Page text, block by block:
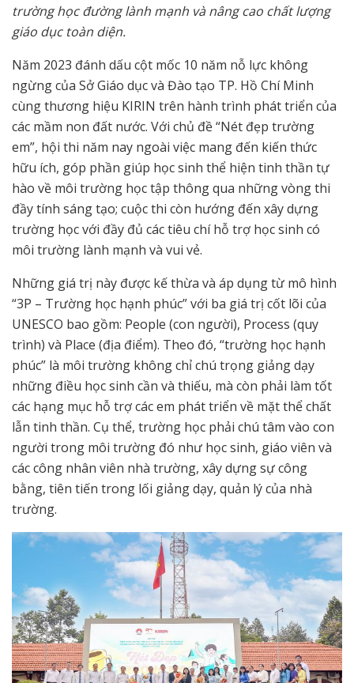
trường học đường lành mạnh và nâng cao chất lượng
giáo dục toàn diện.
Năm 2023 đánh dấu cột mốc 10 năm nỗ lực không
ngừng của Sở Giáo dục và Đào tạo TP. Hồ Chí Minh
cùng thương hiệu KIRIN trên hành trình phát triển của
các mầm non đất nước. Với chủ đề “Nét đẹp trường
em”, hội thi năm nay ngoài việc mang đến kiến thức
hữu ích, góp phần giúp học sinh thể hiện tinh thần tự
hào về môi trường học tập thông qua những vòng thi
đầy tính sáng tạo; cuộc thi còn hướng đến xây dựng
trường học với đầy đủ các tiêu chí hỗ trợ học sinh có
môi trường lành mạnh và vui vẻ.
Những giá trị này được kế thừa và áp dụng từ mô hình
“3P – Trường học hạnh phúc” với ba giá trị cốt lõi của
UNESCO bao gồm: People (con người), Process (quy
trình) và Place (địa điểm). Theo đó, “trường học hạnh
phúc” là môi trường không chỉ chú trọng giảng dạy
những điều học sinh cần và thiếu, mà còn phải làm tốt
các hạng mục hỗ trợ các em phát triển về mặt thể chất
lẫn tinh thần. Cụ thể, trường học phải chú tâm vào con
người trong môi trường đó như học sinh, giáo viên và
các công nhân viên nhà trường, xây dựng sự công
bằng, tiên tiến trong lối giảng dạy, quản lý của nhà
trường.